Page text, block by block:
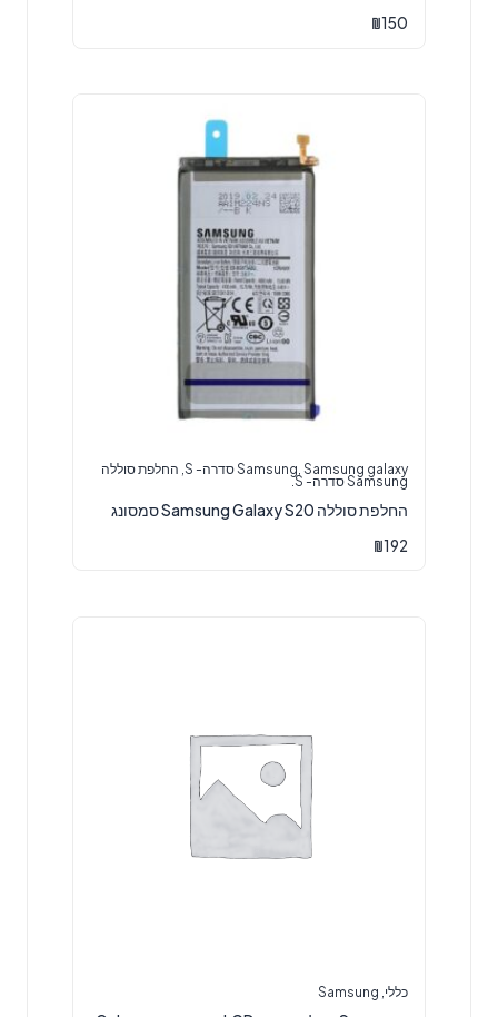
₪150
Samsung Samsung galaxy סדרה- S החלפת סוללה
Samsung סדרה- S.
‏החלפת סוללה Samsung Galaxy S20 סמסונג
₪192
כללי Samsung